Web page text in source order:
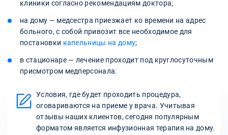
клиники согласно рекомендациям доктора;
на дому — медсестра приезжает ко времени на адрес
больного, с собой привозит все необходимое для
постановки капельницы на дому;
в стационаре — лечение проходит под круглосуточным
присмотром медперсонала.
Условия, где будет проходить процедура,
оговариваются на приеме у врача. Учитывая
отзывы наших клиентов, сегодня популярным
форматом является инфузионная терапия на дому.